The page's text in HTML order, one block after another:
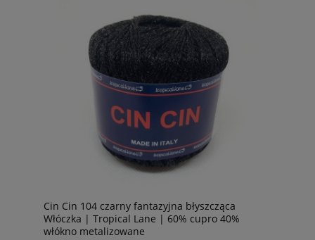
Cin Cin 104 czarny fantazyjna błyszcząca
Włóczka | Tropical Lane | 60% cupro 40%
włókno metalizowane